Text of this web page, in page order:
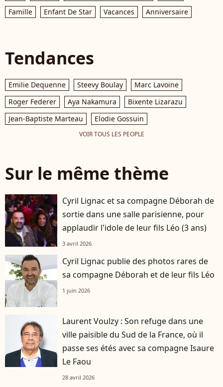
Famille
Enfant De Star Vacances Anniversaire
Tendances
Emilie Dequenne Steevy Boulay
Marc Lavoine
Roger Federer
Aya Nakamura
Bixente Lizarazu
Jean-Baptiste Marteau
Elodie Gossuin
VOIR TOUS LES PEOPLE
Sur le même thème
Cyril Lignac et sa compagne Déborah de
sortie dans une salle parisienne, pour
applaudir l'idole de leur fils Léo (3 ans)
3 avril 2026
Cyril Lignac publie des photos rares de
sa compagne Déborah et de leur fils Léo
1 juin 2026
Laurent Voulzy : Son refuge dans une
ville paisible du Sud de la France, où il
passe ses étés avec sa compagne Isaure
Le Faou
28 avril 2026